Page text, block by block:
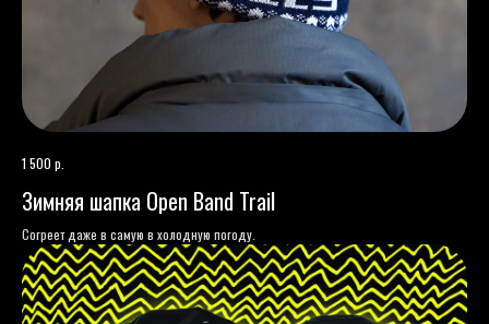
1 500 р.
Зимняя шапка Open Band Trail
Согреет даже в самую в холодную погоду.